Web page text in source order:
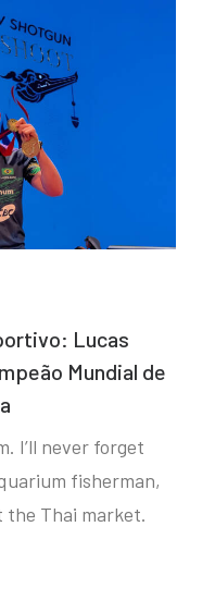
Lucas
Mundial de
I’ll never forget
fisherman,
the Thai market.